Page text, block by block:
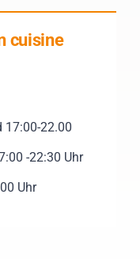
cuisine
17:00-22.00
-22:30 Uhr
Uhr